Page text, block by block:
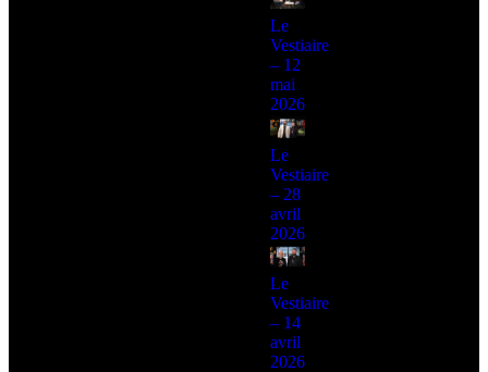
Le
Vestiaire
– 12
mai
2026
Le
Vestiaire
– 28
avril
2026
Le
Vestiaire
– 14
avril
2026